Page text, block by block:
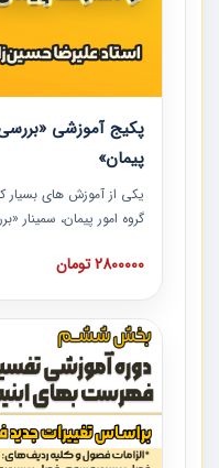
پکیج آموزشی
پیمان»
یکی از آموزش‏‏‏‏‏‏ های بسیار
گروه امور پیمان، سمینار
است که در دانشگاه
نکات کلیدی مربوط به
پیمان به همراه
2800000 تومان